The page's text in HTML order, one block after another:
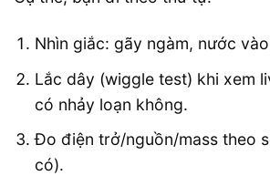
Nhìn giắc: gãy ngàm, nước
Lắc dây (wiggle test) khi xem
có nhảy loạn không.
Đo điện trở/nguồn/mass theo
có).